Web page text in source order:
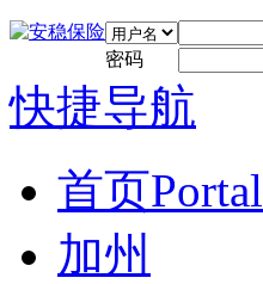
密码
快捷导航
首页Portal
加州